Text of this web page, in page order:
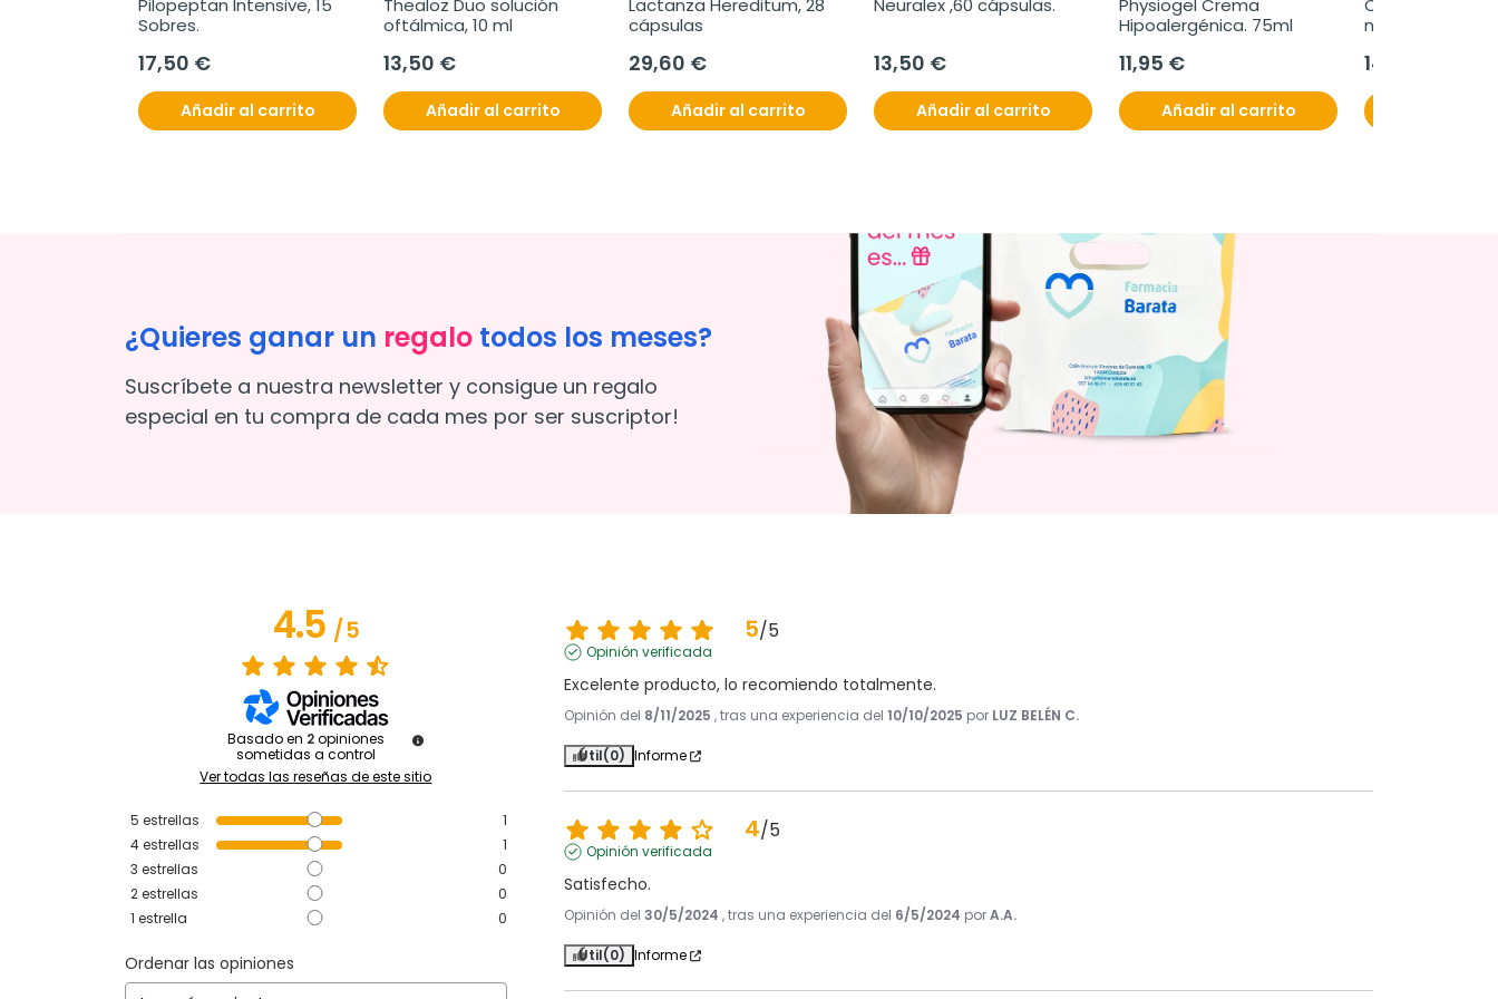
Pilopeptan Intensive, 15
Sobres.
17,50 €
Añadir al carrito
Thealoz Duo solución
oftálmica, 10 ml
13,50 €
Añadir al carrito
Lactanza Hereditum, 28
cápsulas
29,60 €
Añadir al carrito
Neuralex ,60 cápsulas.
13,50 €
Añadir al carrito
Physiogel Crema
Hipoalergénica. 75ml
11,95 €
Añadir al carrito
Colnatur
neutro, 324 g
14,95 €
¿Quieres ganar un regalo todos los meses?
Suscríbete a nuestra newsletter y consigue un regalo
especial en tu compra de cada mes por ser suscriptor!
4.5/5
Basado en 2opiniones
sometidas a control
Ver todas las reseñas de este sitio
5 estrellas
1
4estrellas
1
3 estrellas
0
2estrellas
0
1 estrella 0
Ordenar las opiniones
5/5
Opinión verificada
Excelente producto, lo recomiendo totalmente.
Opinión del 8/11/2025 , tras una experiencia del 10/10/2025 por LUZ BELÉN C.
Útil(0) Informe
4/5
Opinión verificada
Satisfecho.
Opinión del30/5/2024 , tras una experiencia del 6/5/2024 porA.A.
Útil(0) Informe